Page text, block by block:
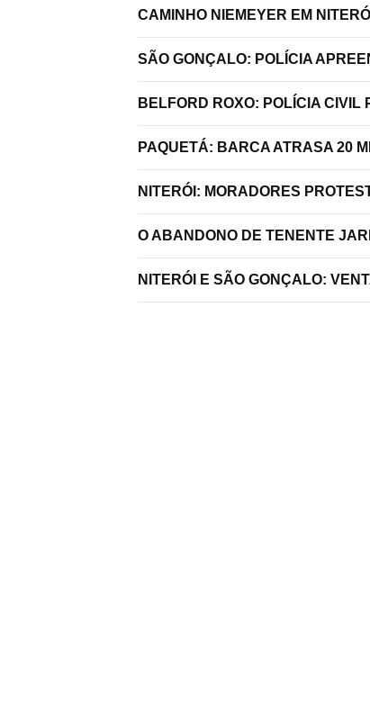
CAMINHO NIEMEYER EM
SÃO GONÇALO: POLÍCIA
BELFORD ROXO: POLÍCIA
PAQUETÁ: BARCA ATRASA 20
NITERÓI: MORADORES
O ABANDONO DE TENENTE
NITERÓI E SÃO GONÇALO: